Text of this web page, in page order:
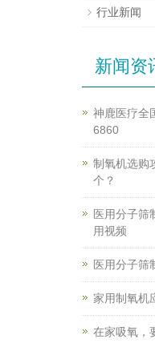
行业新闻
新闻资
神鹿医疗全
6860
制氧机选购
个？
医用分子筛
用视频
医用分子筛
家用制氧机
在家吸氧，